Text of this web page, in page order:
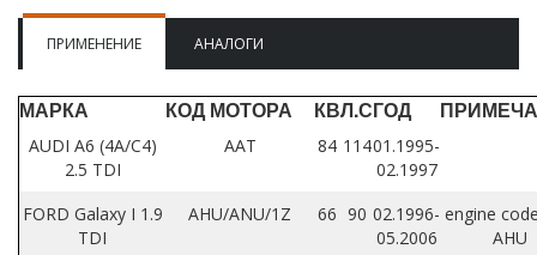
ПРИМЕНЕНИЕ АНАЛОГИ
МАРКА КОД МОТОРА КВЛ.СГОД
AUDI A6 (4A/C4)
2.5 TDI
AAT 84 11401.1995-
02.1997
FORD Galaxy I 1.9
TDI
AHU/ANU/1Z 66 90 02.1996-
05.2006
engine
AHU